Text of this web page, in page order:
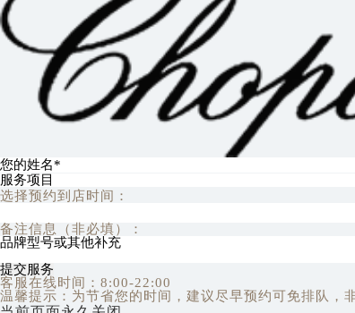
选择预约到店时间：
备注信息（非必填）：
提交服务
客服在线时间：8:00-22:00
温馨提示：为节省您的时间，建议尽早预约可免排队，